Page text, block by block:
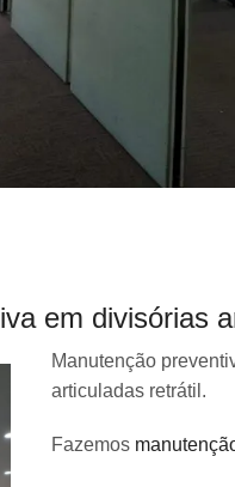
em divisórias
Manutenção
articuladas retrátil.
Fazemos